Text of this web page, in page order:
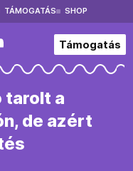
TÁMOGATÁS SHOP
Támogatás
tarolt a
de azért